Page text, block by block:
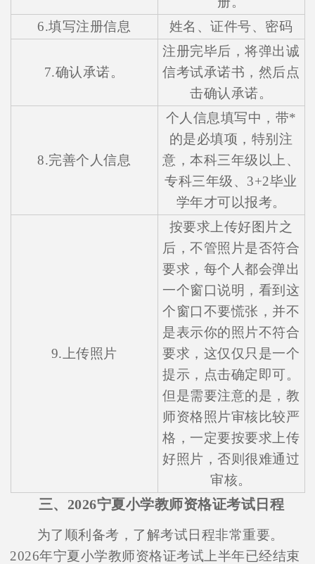
6.填写注册信息
姓名、证件号、密码
7.确认承诺。
注册完毕后，将弹出诚
信考试承诺书，然后点
击确认承诺。
8.完善个人信息
个人信息填写中，带*
的是必填项，特别注
意，本科三年级以上、
专科三年级、3+2毕业
学年才可以报考。
9.上传照片
按要求上传好图片之
后，不管照片是否符合
要求，每个人都会弹出
一个窗口说明，看到这
个窗口不要慌张，并不
是表示你的照片不符合
要求，这仅仅只是一个
提示，点击确定即可。
但是需要注意的是，教
师资格照片审核比较严
格，一定要按要求上传
好照片，否则很难通过
审核。
三、2026宁夏小学教师资格证考试日程
为了顺利备考，了解考试日程非常重要。
2026年宁夏小学教师资格证考试上半年已经结束
在线咨询